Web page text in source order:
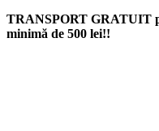
TRANSPORT GRATUIT
minimă de 500 lei!!